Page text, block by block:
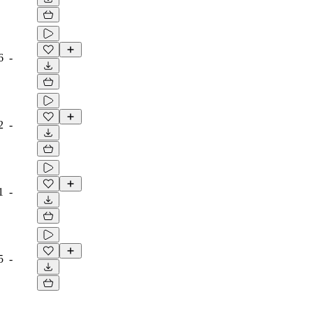
-
-
-
-